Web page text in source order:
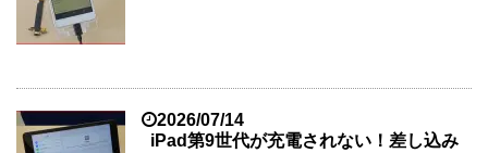
2026/07/14
iPad第9世代が充電されない！差し込み